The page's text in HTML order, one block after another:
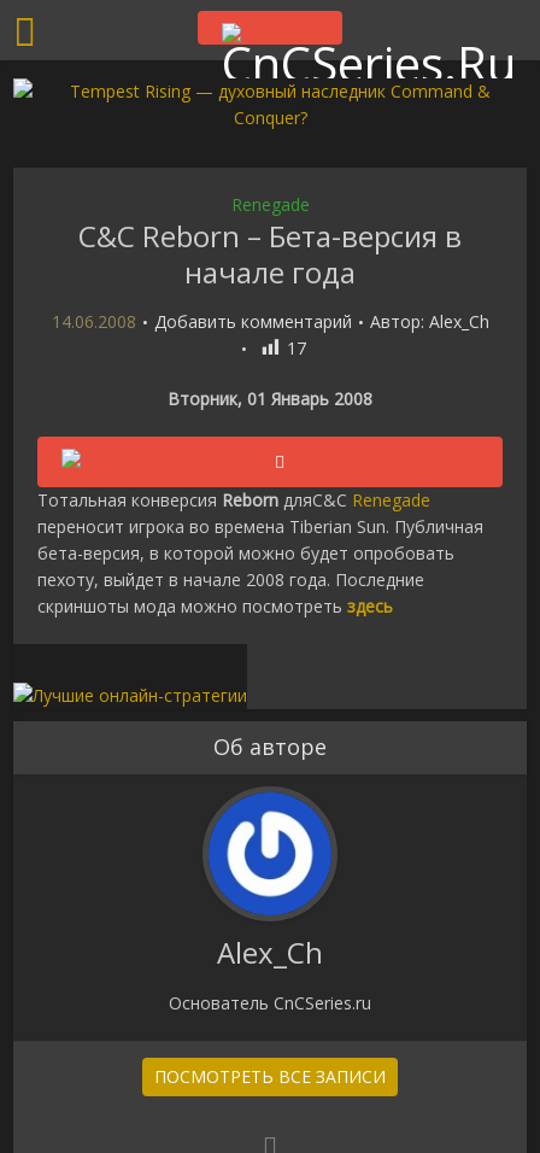
Renegade
C&C Reborn – Бета-версия в
начале года
14.06.2008 Добавить комментарий Автор: Alex_Ch
17
Вторник, 01 Январь 2008
Тотальная конверсия Reborn дляC&C Renegade
переносит игрока во времена Tiberian Sun. Публичная
бета-версия, в которой можно будет опробовать
пехоту, выйдет в начале 2008 года. Последние
скриншоты мода можно посмотретьздесь
Об авторе
Alex_Ch
Основатель CnCSeries.ru
ПОСМОТРЕТЬ ВСЕ ЗАПИСИ